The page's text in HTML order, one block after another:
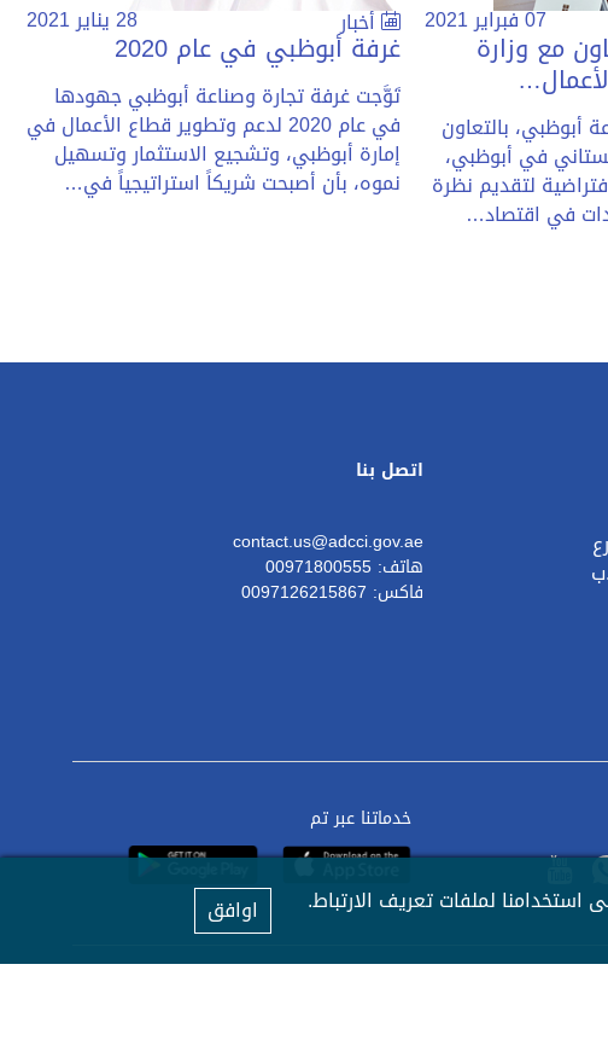
07 فبراير 2021
مع وزارة
أبوظبي، بالتعاون
في أبوظبي،
لتقديم نظرة
في اقتصاد…
أخبار 28 يناير 2021
غرفة أبوظبي في عام 2020
تَوَّجت غرفة تجارة وصناعة أبوظبي جهودها
في عام 2020 لدعم وتطوير قطاع الأعمال في
إمارة أبوظبي، وتشجيع الاستثمار وتسهيل
نموه، بأن أصبحت شريكاً استراتيجياً في…
اتصل بنا
contact.us@adcci.gov.ae
هاتف: 00971800555
فاكس: 0097126215867
خدماتنا عبر تم
لملفات تعريف الارتباط. اوافق